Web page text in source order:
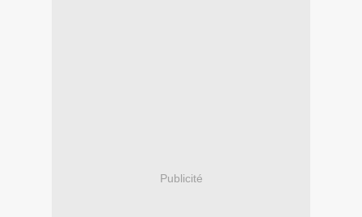
Publicité